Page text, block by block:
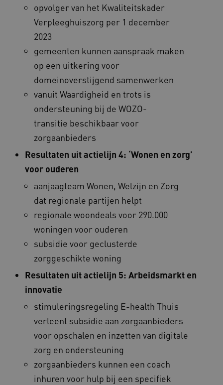
opvolger van het Kwaliteitskader
Verpleeghuiszorg per 1 december
2023
gemeenten kunnen aanspraak maken
op een uitkering voor
domeinoverstijgend samenwerken
vanuit Waardigheid en trots is
ondersteuning bij de WOZO-
transitie beschikbaar voor
zorgaanbieders
Resultaten uit actielijn 4: ‘Wonen en zorg’
voor ouderen
aanjaagteam Wonen, Welzijn en Zorg
dat regionale partijen helpt
regionale woondeals voor 290.000
woningen voor ouderen
subsidie voor geclusterde
zorggeschikte woning
Resultaten uit actielijn 5: Arbeidsmarkt en
innovatie
stimuleringsregeling E-health Thuis
verleent subsidie aan zorgaanbieders
voor opschalen en inzetten van digitale
zorg en ondersteuning
zorgaanbieders kunnen een coach
inhuren voor hulp bij een specifiek
VISITOR_PRIVACY_METADATA
YouTube
ARRAffinitySameSite
Microsoft Corporation
AWSALBCORS
Amazon.com Inc.
vilans.blueconic.net
FPLC